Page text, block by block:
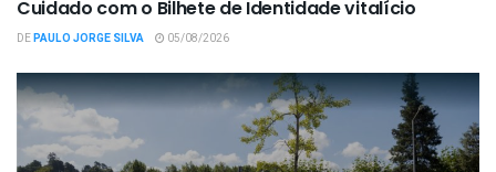
Cuidado com o Bilhete de Identidade vitalício
DEPAULO JORGE SILVA 05/08/2026